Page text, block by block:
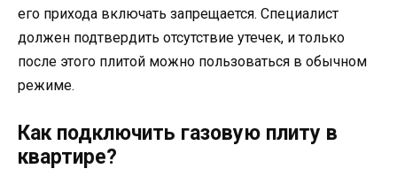
его прихода включать запрещается. Специалист
должен подтвердить отсутствие утечек, и только
после этого плитой можно пользоваться в обычном
режиме.
Как подключить газовую плиту в
квартире?